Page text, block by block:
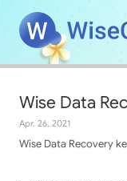
Wise Data
Apr. 26, 2021
Wise Data Recovery